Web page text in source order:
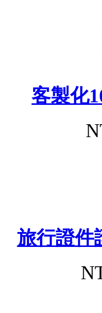
客製化
旅行證件